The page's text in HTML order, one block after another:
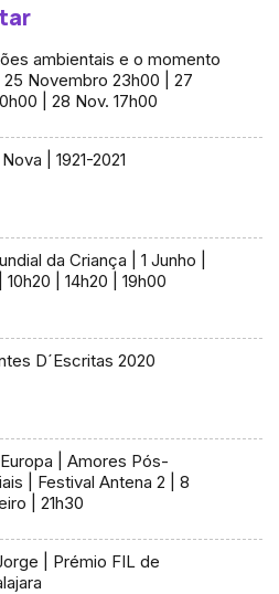
ambientais e o momento
25 Novembro 23h00 | 27
| 28 Nov. 17h00
| 1921-2021
da Criança | 1 Junho |
| 14h20 | 19h00
D´Escritas 2020
| Amores Pós-
| Festival Antena 2 | 8
| 21h30
| Prémio FIL de